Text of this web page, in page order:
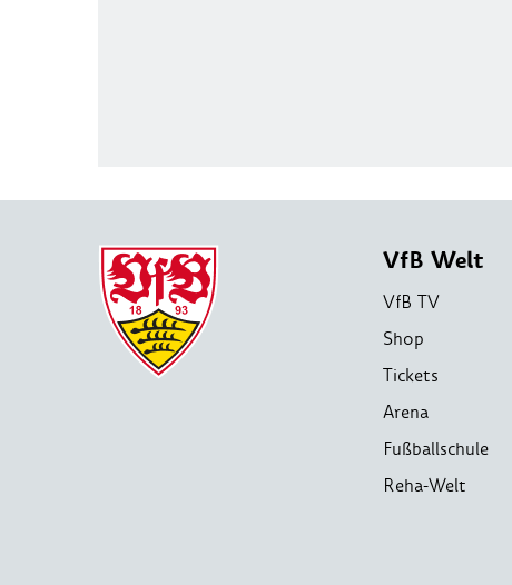
VfB Welt
VfB TV
Shop
Tickets
Arena
Fußballschule
Reha-Welt